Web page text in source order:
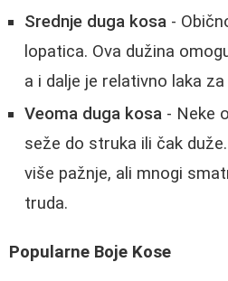
Srednje duga kosa -
lopatica. Ova dužina
a i dalje je relativno laka
Veoma duga kosa - Neke
seže do struka ili čak
više pažnje, ali mnogi
truda.
Popularne Boje Kose